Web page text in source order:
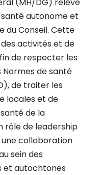
(MH/DG) relève
autonome et
du Conseil. Cette
activités et de
de respecter les
de santé
de traiter les
locales et de
de la
rôle de leadership
collaboration
sein des
et autochtones